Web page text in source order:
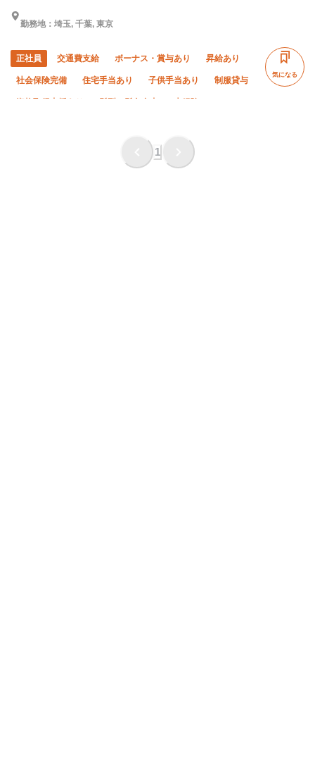
勤務地：埼玉, 千葉, 東京
正社員 交通費支給 ボーナス・賞与あり 昇給あり
社会保険完備 住宅手当あり 子供手当あり 制服貸与
完全週休二日制
車・バイク通勤OK
気になる
1